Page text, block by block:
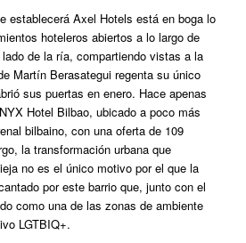
establecerá Axel Hotels está en boga lo
hoteleros abiertos a lo largo de
de la ría, compartiendo vistas a la
Martín Berasategui regenta su único
sus puertas en enero. Hace apenas
Hotel Bilbao, ubicado a poco más
bilbaino, con una oferta de 109
la transformación urbana que
no es el único motivo por el que la
por este barrio que, junto con el
como una de las zonas de ambiente
LGTBIQ+.